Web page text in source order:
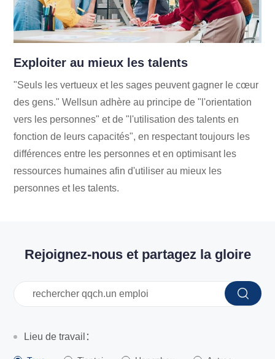
Exploiter au mieux les talents
"Seuls les vertueux et les sages peuvent gagner le cœur
des gens." Wellsun adhère au principe de "l'orientation
vers les personnes" et de "l'utilisation des talents en
fonction de leurs capacités", en respectant toujours les
différences entre les personnes et en optimisant les
ressources humaines afin d'utiliser au mieux les
personnes et les talents.
Rejoignez-nous et partagez la gloire
Lieu de travail：